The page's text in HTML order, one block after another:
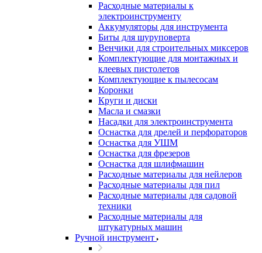
Расходные материалы к
электроинструменту
Аккумуляторы для инструмента
Биты для шуруповерта
Венчики для строительных миксеров
Комплектующие для монтажных и
клеевых пистолетов
Комплектующие к пылесосам
Коронки
Круги и диски
Масла и смазки
Насадки для электроинструмента
Оснастка для дрелей и перфораторов
Оснастка для УШМ
Оснастка для фрезеров
Оснастка для шлифмашин
Расходные материалы для нейлеров
Расходные материалы для пил
Расходные материалы для садовой
техники
Расходные материалы для
штукатурных машин
Ручной инструмент